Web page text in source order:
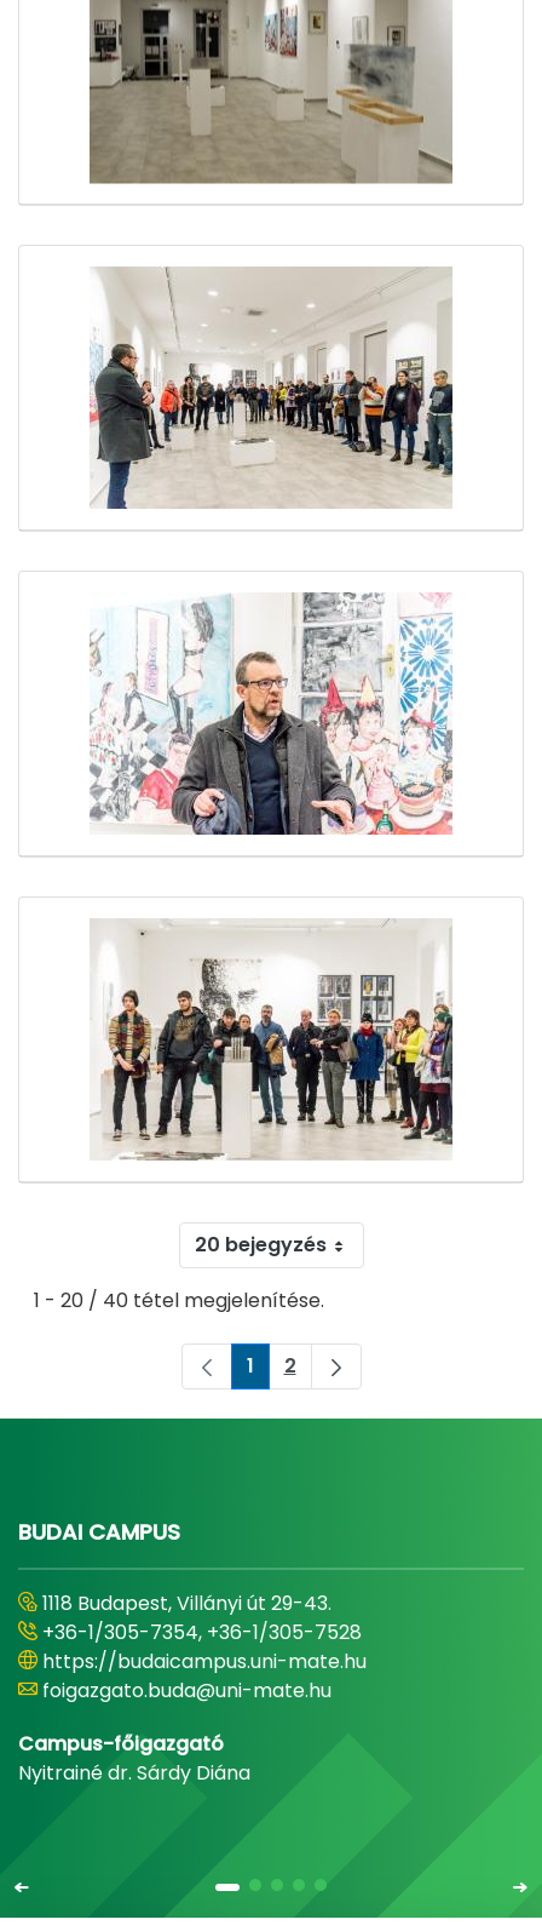
20 bejegyzés
1 - 20 / 40 tétel megjelenítése.
Oldal
1 Oldal
2
BUDAI CAMPUS
1118 Budapest, Villányi út 29-43.
+36-1/305-7354, +36-1/305-7528
https://budaicampus.uni-mate.hu
foigazgato.buda@uni-mate.hu
Campus-főigazgató
Nyitrainé dr. Sárdy Diána